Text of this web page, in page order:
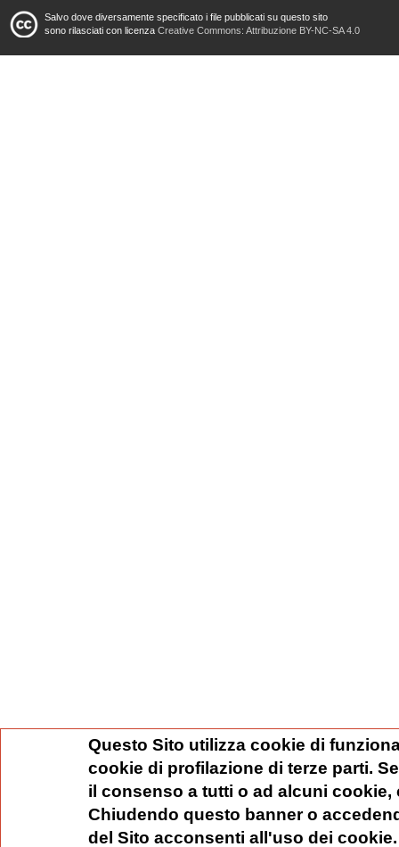
Salvo dove diversamente specificato i file pubblicati su questo sito
sono rilasciati con licenza Creative Commons: Attribuzione BY-NC-SA 4.0
Questo Sito utilizza cookie di
cookie di profilazione di terze parti.
il consenso a tutti o ad alcuni
Chiudendo questo banner o
del Sito acconsenti all'uso dei cookie.